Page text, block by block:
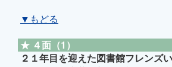
▼もどる
★ ４面（1）
２１年目を迎えた図書館フレンズ